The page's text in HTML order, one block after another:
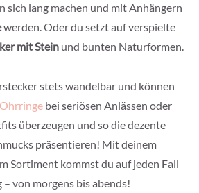
sich lang machen und mit Anhängern
werden. Oder du setzt auf verspielte
mit Stein und bunten Naturformen.
stets wandelbar und können
bei seriösen Anlässen oder
überzeugen und so die dezente
präsentieren! Mit deinem
Sortiment kommst du auf jeden Fall
– von morgens bis abends!